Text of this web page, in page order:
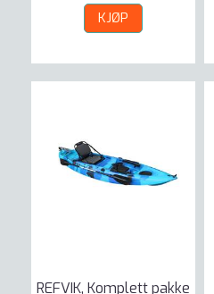
KJØP
REFVIK, Komplett pakke